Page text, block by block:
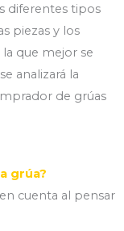
diferentes tipos
piezas y los
que mejor se
analizará la
de grúas
grúa?
cuenta al pensar